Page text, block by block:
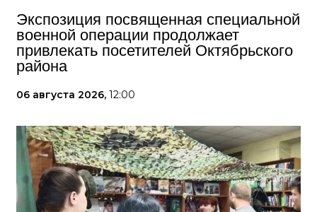
Экспозиция посвященная специальной
военной операции продолжает
привлекать посетителей Октябрьского
района
06 августа 2026, 12:00